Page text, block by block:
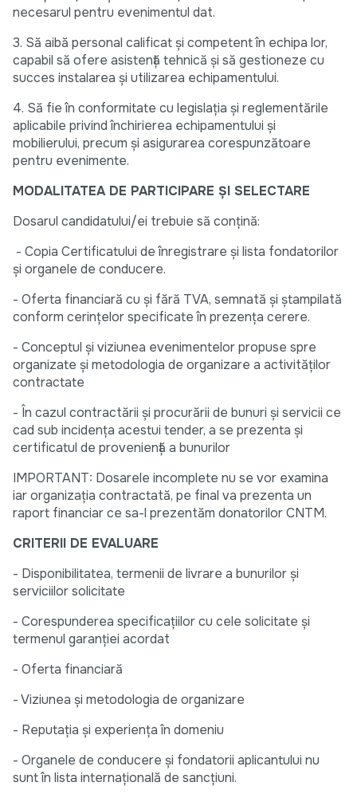
necesarul pentru evenimentul dat.
3. Să aibă personal calificat și competent în echipa lor,
capabil să ofere asistență tehnică și să gestioneze cu
succes instalarea și utilizarea echipamentului.
4. Să fie în conformitate cu legislația și reglementările
aplicabile privind închirierea echipamentului și
mobilierului, precum și asigurarea corespunzătoare
pentru evenimente.
MODALITATEA DE PARTICIPARE ȘI SELECTARE
Dosarul candidatului/ei trebuie să conțină:
- Copia Certificatului de înregistrare și lista fondatorilor
și organele de conducere.
- Oferta financiară cu și fără TVA, semnată și ștampilată
conform cerințelor specificate în prezența cerere.
- Conceptul și viziunea evenimentelor propuse spre
organizate și metodologia de organizare a activităților
contractate
- În cazul contractării și procurării de bunuri și servicii ce
cad sub incidența acestui tender, a se prezenta și
certificatul de proveniență a bunurilor
IMPORTANT: Dosarele incomplete nu se vor examina
iar organizația contractată, pe final va prezenta un
raport financiar ce sa-l prezentăm donatorilor CNTM.
CRITERII DE EVALUARE
- Disponibilitatea, termenii de livrare a bunurilor și
serviciilor solicitate
- Corespunderea specificațiilor cu cele solicitate și
termenul garanției acordat
- Oferta financiară
- Viziunea și metodologia de organizare
- Reputația și experiența în domeniu
- Organele de conducere și fondatorii aplicantului nu
sunt în lista internațională de sancțiuni.